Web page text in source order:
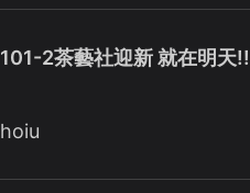
101-2茶藝社迎新 就在明天!!
hoiu